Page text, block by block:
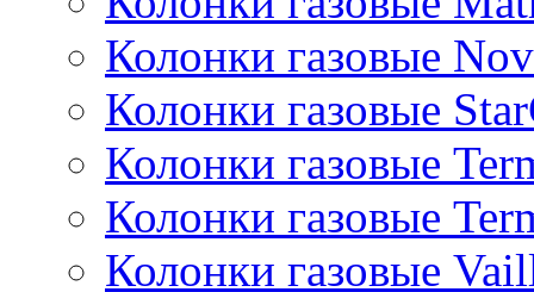
Колонки газовые
Колонки газовые
Колонки газовые
Колонки газовые
Колонки газовые